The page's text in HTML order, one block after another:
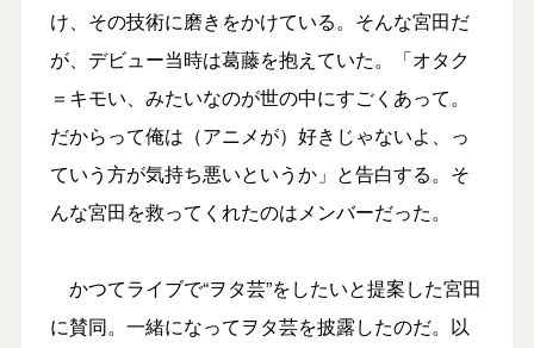
け、その技術に磨きをかけている。そんな宮田だ
が、デビュー当時は葛藤を抱えていた。「オタク
＝キモい、みたいなのが世の中にすごくあって。
だからって俺は（アニメが）好きじゃないよ、っ
ていう方が気持ち悪いというか」と告白する。そ
んな宮田を救ってくれたのはメンバーだった。
かつてライブで“ヲタ芸”をしたいと提案した宮田
に賛同。一緒になってヲタ芸を披露したのだ。以